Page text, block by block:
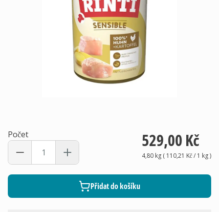
Počet 529,00 Kč
4,80 kg( 110,21 Kč/ 1 kg)
Přidat do košíku